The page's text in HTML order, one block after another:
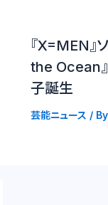
『X=MEN』
the Ocean
子誕生
芸能ニュース / By